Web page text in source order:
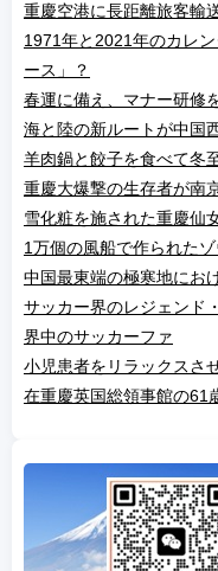
重慶空港に長距離旅客輸
1971年と2021年のカレ
ース」？
春運に備え、マナー研修
海と陸の新ルートが中国
羊肉鍋と餃子を食べて冬
重慶大爆撃の生存者が南
雪化粧を施された重慶仙
1万個の風船で作られた
中国最東端の極寒地にお
サッカー界のレジェンド
界中のサッカーファ
小児患者をリラックスさ
在重慶英国総領事館の61